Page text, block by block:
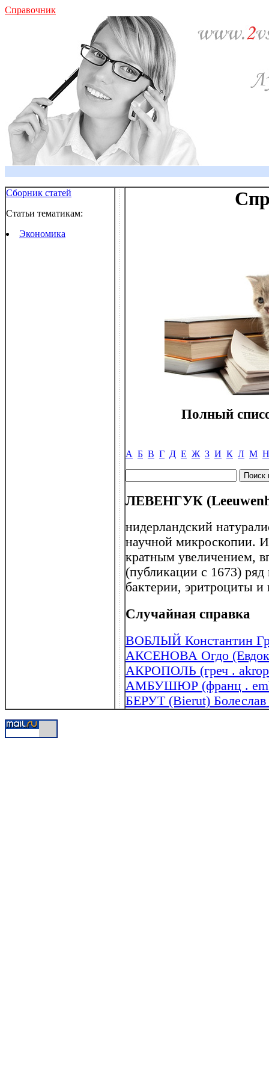
Справочник
Сборник статей
Статьи тематикам:
Экономика
Полный
А Б В Г Д Е Ж З И К Л М Н
ЛЕВЕНГУК
нидерландский
научной микроскопии.
кратным увеличением,
(публикации с 1673)
бактерии, эритроциты
Случайная справка
ВОБЛЫЙ Константин
АКСЕНОВА Огдо
АКРОПОЛЬ (греч .
АМБУШЮР (франц .
БЕРУТ (Bierut) Болеслав